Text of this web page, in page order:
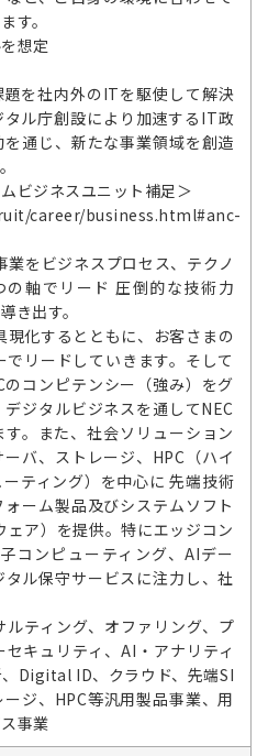
す。
想定
を社内外のITを駆使して解決
ル庁創設により加速するIT政
通じ、新たな事業領域を創造
ビジネスユニット補足＞
career/business.html#anc-
業をビジネスプロセス、テクノ
軸でリード 圧倒的な技術力
き出す。
化するとともに、お客さまの
リードしていきます。そして
コンピテンシー（強み）をグ
ジタルビジネスを通してNEC
。また、社会ソリューション
バ、ストレージ、HPC（ハイ
ティング）を中心に 先端技術
ーム製品及びシステムソフト
ェア）を提供。特にエッジコン
コンピューティング、AIデー
ル保守サービスに注力し、社
ティング、オファリング、プ
キュリティ、AI・アナリティ
Digital ID、クラウド、先端SI
ジ、HPC等汎用製品事業、用
事業